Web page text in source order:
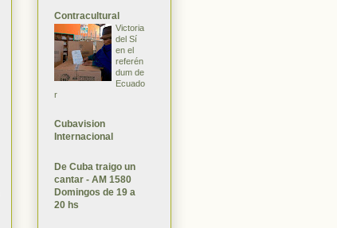
Contracultural
Victoria
del Sí
en el
referén
dum de
Ecuado
r
Cubavision
Internacional
De Cuba traigo un
cantar - AM 1580
Domingos de 19 a
20 hs